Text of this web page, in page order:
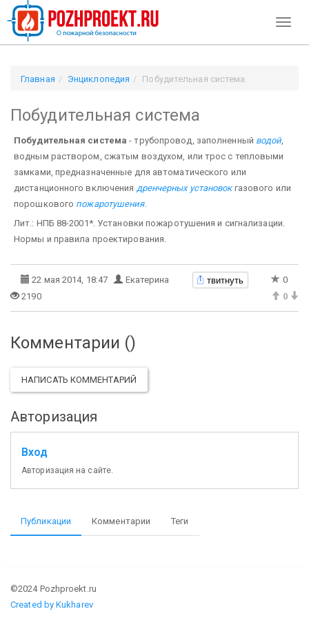
Главная Энциклопедия Побудительная система
Побудительная система
Побудительная система - трубопровод, заполненный водой,
водным раствором, сжатым воздухом, или трос с тепловыми
замками, предназначенные для автоматического или
дистанционного включения дренчерных установокгазового или
порошкового пожаротушения.
Лит.: НПБ 88-2001*. Установки пожаротушения и сигнализации.
Нормы и правила проектирования.
22 мая 2014, 18:47 Екатерина твитнуть
0
2190
0
Комментарии ()
НАПИСАТЬ КОММЕНТАРИЙ
Авторизация
Вход
Авторизация на сайте.
Публикации Комментарии Теги
©2024 Pozhproekt.ru
Created by Kukharev